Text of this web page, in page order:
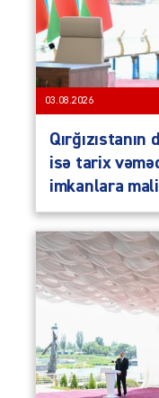
03.08.2026
isə tarix
imkanlara